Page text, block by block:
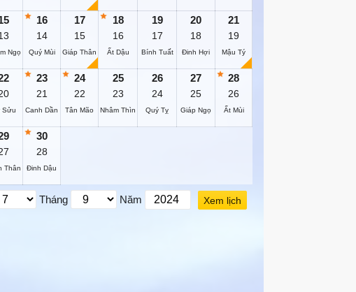
Ngọ
16
14
Quý Mùi
17
15
Giáp Thân
18
16
Ất Dậu
19
17
Bính Tuất
20
18
Đinh Hợi
21
19
Mậu Tý
Sửu
23
21
Canh Dần
24
22
Tân Mão
25
23
Nhâm Thìn
26
24
Quý Tỵ
27
25
Giáp Ngọ
28
26
Ất Mùi
Thân
30
28
Đinh Dậu
Tháng Năm Xem lịch